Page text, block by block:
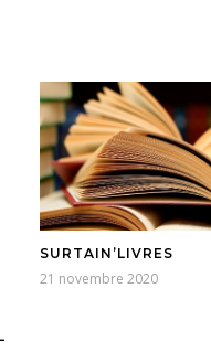
SURTAIN’LIVRES
21 novembre 2020